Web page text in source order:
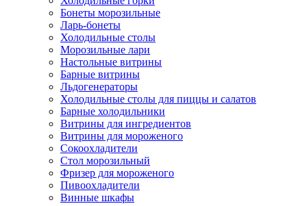
Бонеты морозильные
Ларь-бонеты
Холодильные столы
Морозильные лари
Настольные витрины
Барные витрины
Льдогенераторы
Холодильные столы для пиццы и салатов
Барные холодильники
Витрины для ингредиентов
Витрины для мороженого
Сокоохладители
Стол морозильный
Фризер для мороженого
Пивоохладители
Винные шкафы